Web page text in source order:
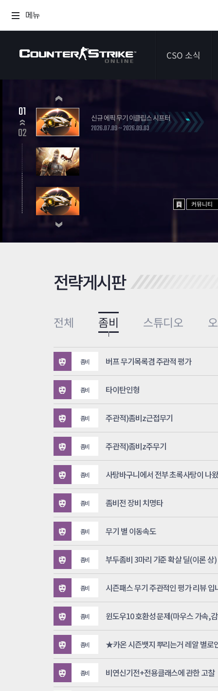
메뉴
CSO 소식
이벤트
신규 에픽 무기 이클립스 시프터
2026.07.09 ~ 2026.09.03
01
02
커뮤니티
전략게시판
전체 좀비 스튜디오
좀비 버프 무기목록겸 주관적 평가
좀비 타이탄인형
좀비 주관적)좀비z근접무기
좀비 주관적)좀비z주무기
좀비 사탕바구니에서 전부 초록사탕이 나
좀비 좀비전 장비 치명타
좀비 무기 별 이동속도
좀비 부두좀비 3마리 기준 확살 딜(이론 상)
좀비 시즌패스 무기 주관적인 평가 리뷰 입
좀비
좀비 ★카온 시즌뱃지 뿌리는거 레알 별로
좀비 비연신기전+전용클래스에 관한 고찰